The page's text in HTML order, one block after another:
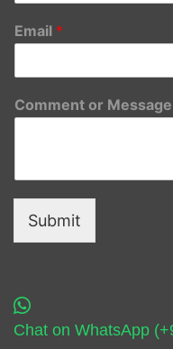
Email *
Comment or Message
Submit
Chat on WhatsApp